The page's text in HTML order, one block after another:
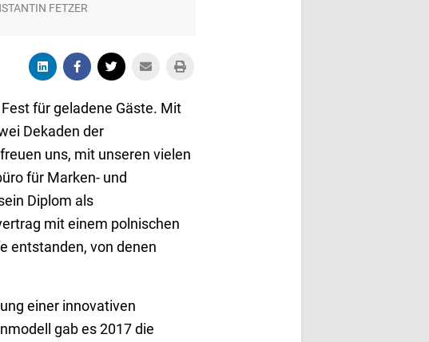
FETZER
für geladene Gäste. Mit
Dekaden der
uns, mit unseren vielen
für Marken- und
Diplom als
mit einem polnischen
entstanden, von denen
einer innovativen
gab es 2017 die